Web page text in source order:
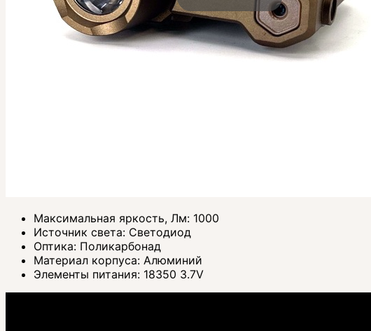
Максимальная яркость, Лм: 1000
Источник света: Светодиод
Оптика: Поликарбонад
Материал корпуса: Алюминий
Элементы питания: 18350 3.7V